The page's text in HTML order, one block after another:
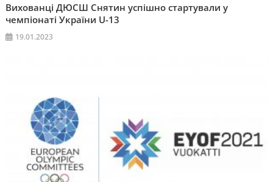
Вихованці ДЮСШ Снятин успішно стартували у
чемпіонаті України U-13
19.01.2023